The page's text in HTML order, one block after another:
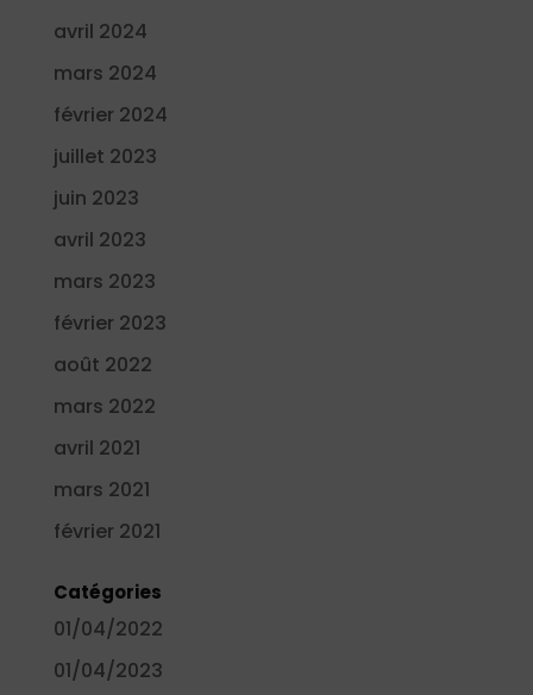
avril 2024
mars 2024
février 2024
juillet 2023
juin 2023
avril 2023
mars 2023
février 2023
août 2022
mars 2022
avril 2021
mars 2021
février 2021
Catégories
01/04/2022
01/04/2023